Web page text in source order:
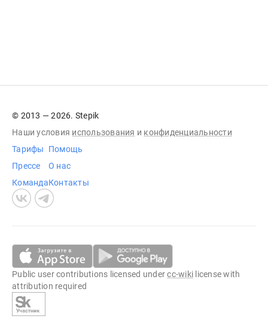
© 2013 — 2026. Stepik
Наши условия использования и конфиденциальности
Тарифы
Прессе
Команда
Помощь
О нас
Контакты
Public user contributions licensed undercc-wiki license with
attribution required